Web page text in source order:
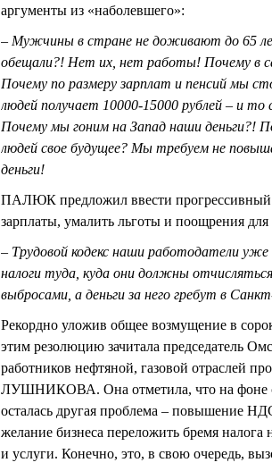
аргументы из «наболевшего»:
– Мужчины в стране не доживают до 65
обещали?! Нет их, нет работы! Почему в
Почему по размеру зарплат и пенсий мы
людей получает 10000-15000 рублей – и
Почему мы гоним на Запад наши деньги?!
людей свое будущее? Мы требуем не
деньги!
ПАЛЮК предложил ввести прогрессивный
зарплаты, умалить льготы и поощрения
– Трудовой кодекс наши работодатели
налоги туда, куда они должны
выбросами, а деньги за него гребут в
Рекордно уложив общее возмущение в
этим резолюцию зачитала председатель
работников нефтяной, газовой отраслей
ЛУШНИКОВА. Она отметила, что на фоне
осталась другая проблема – повышение
желание бизнеса переложить бремя
и услуги. Конечно, это, в свою очередь,